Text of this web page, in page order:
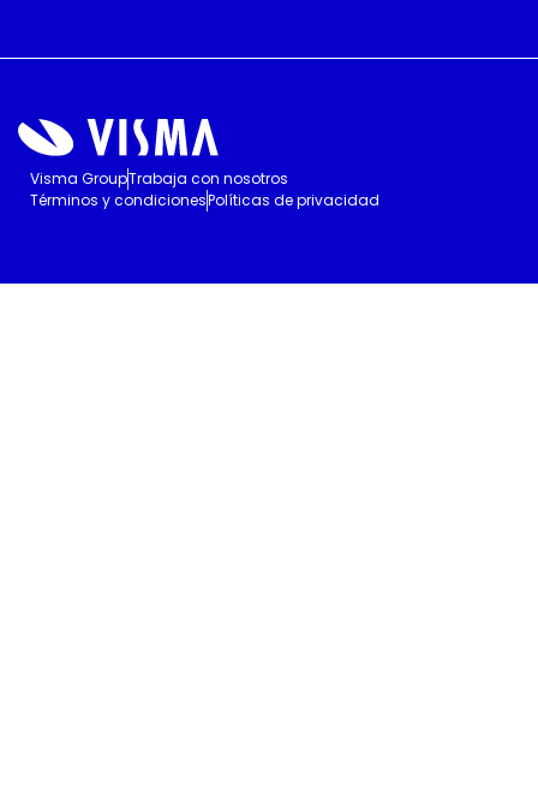
Visma GroupTrabaja con nosotros
Términos y condicionesPolíticas de privacidad